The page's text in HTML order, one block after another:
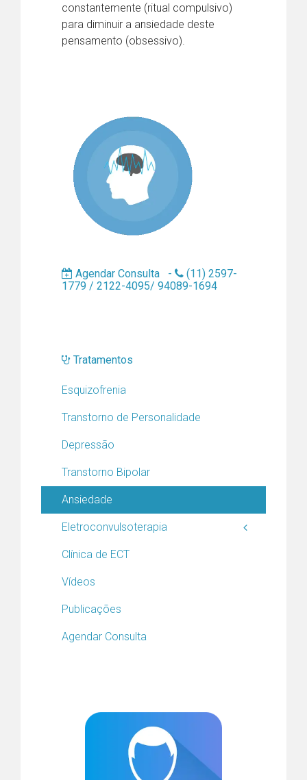
constantemente (ritual compulsivo)
para diminuir a ansiedade deste
pensamento (obsessivo).
Agendar Consulta -
(11) 2597-
1779 / 2122-4095/ 94089-1694
Tratamentos
Esquizofrenia
Transtorno de Personalidade
Depressão
Transtorno Bipolar
Ansiedade
Eletroconvulsoterapia
Clínica de ECT
Vídeos
Publicações
Agendar Consulta